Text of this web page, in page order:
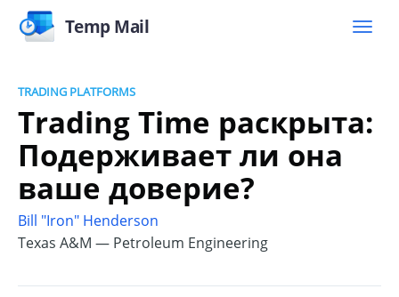
Temp Mail
TRADING PLATFORMS
Trading Time раскрыта:
Подерживает ли она
ваше доверие?
Bill "Iron" Henderson
Texas A&M — Petroleum Engineering